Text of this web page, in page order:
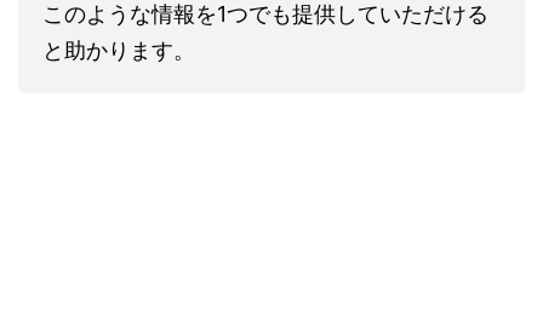
このような情報を1つでも提供していただける
と助かります。